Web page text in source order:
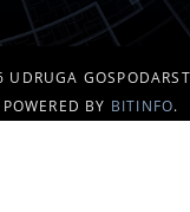
POWERED BY BITINFO.